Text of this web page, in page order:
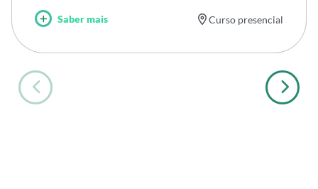
Saber mais Curso presencial